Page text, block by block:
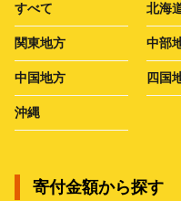
すべて 北海
関東地方 中部
中国地方 四国
沖縄
寄付金額から探す